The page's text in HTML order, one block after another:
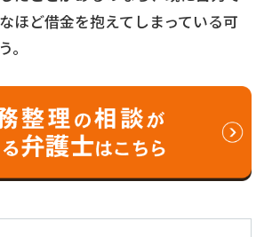
ほど借金を抱えてしまっている可
。